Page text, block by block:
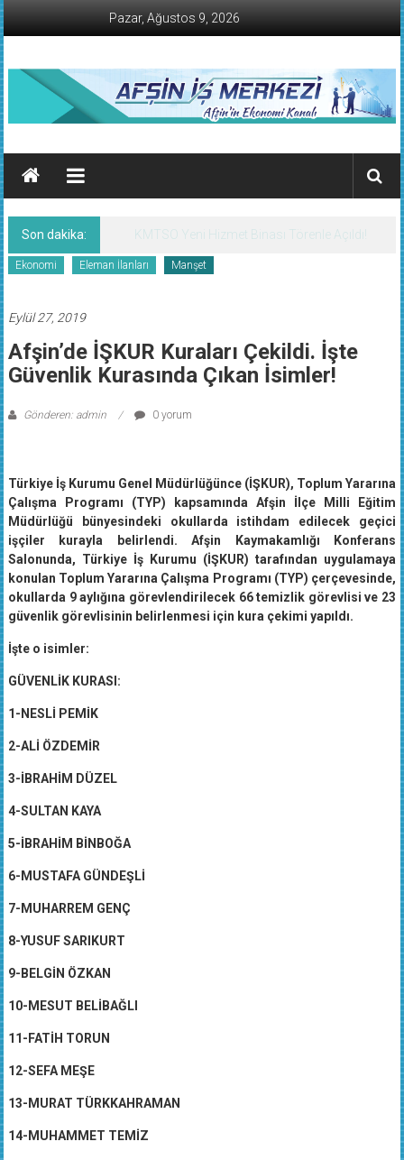
İçeriğe
geç
Pazar, Ağustos 9, 2026
AFŞİN
İŞ
MERKEZİ
Afşin'in
Ekonomi
Son dakika: KMTSO Yeni Hizmet Binası Törenle Açıldı!
Ekonomi Eleman İlanları Manşet
Eylül 27, 2019
Afşin’de İŞKUR Kuraları Çekildi. İşte
Güvenlik Kurasında Çıkan İsimler!
Gönderen: admin 0 yorum
Türkiye İş Kurumu Genel Müdürlüğünce (İŞKUR), Toplum Yararına
Çalışma Programı (TYP) kapsamında Afşin İlçe Milli Eğitim
Müdürlüğü bünyesindeki okullarda istihdam edilecek geçici
işçiler kurayla belirlendi. Afşin Kaymakamlığı Konferans
Salonunda, Türkiye İş Kurumu (İŞKUR) tarafından uygulamaya
konulan Toplum Yararına Çalışma Programı (TYP) çerçevesinde,
okullarda 9 aylığına görevlendirilecek 66 temizlik görevlisi ve 23
güvenlik görevlisinin belirlenmesi için kura çekimi yapıldı.
İşte o isimler:
GÜVENLİK KURASI:
1-NESLİ PEMİK
2-ALİ ÖZDEMİR
3-İBRAHİM DÜZEL
4-SULTAN KAYA
5-İBRAHİM BİNBOĞA
6-MUSTAFA GÜNDEŞLİ
7-MUHARREM GENÇ
8-YUSUF SARIKURT
9-BELGİN ÖZKAN
10-MESUT BELİBAĞLI
11-FATİH TORUN
12-SEFA MEŞE
13-MURAT TÜRKKAHRAMAN
14-MUHAMMET TEMİZ